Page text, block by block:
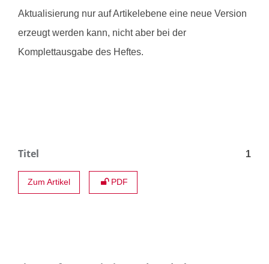
Aktualisierung nur auf Artikelebene eine neue Version
erzeugt werden kann, nicht aber bei der
Komplettausgabe des Heftes.
Titel
Zum Artikel PDF
1